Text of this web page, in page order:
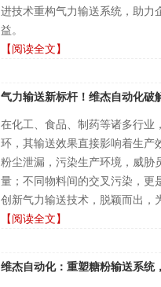
进技术重构气力输送系统，助力
益。
【阅读全文】
气力输送新标杆！维杰自动化破
在化工、食品、制药等诸多行业
环，其输送效果直接影响着生产
粉尘泄漏，污染生产环境，威胁
量；不同物料间的交叉污染，更
创新气力输送技术，脱颖而出，
【阅读全文】
维杰自动化：重塑糖粉输送系统